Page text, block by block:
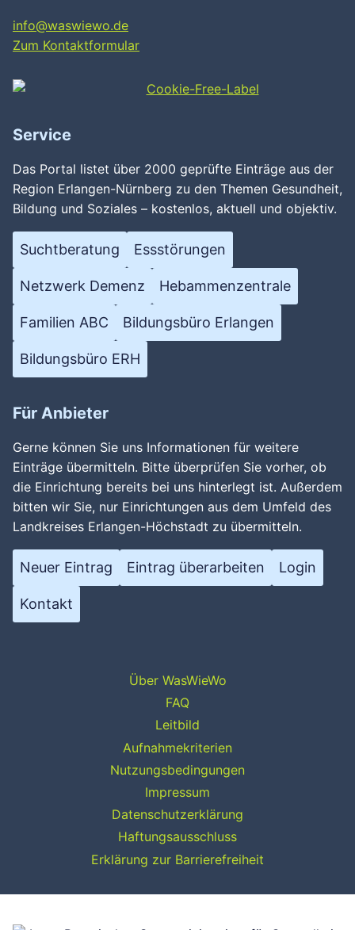
info@waswiewo.de
Zum Kontaktformular
Service
Das Portal listet über 2000 geprüfte Einträge aus der
Region Erlangen-Nürnberg zu den Themen Gesundheit,
Bildung und Soziales – kostenlos, aktuell und objektiv.
Suchtberatung Essstörungen
Netzwerk Demenz Hebammenzentrale
Familien ABC Bildungsbüro Erlangen
Bildungsbüro ERH
Für Anbieter
Gerne können Sie uns Informationen für weitere
Einträge übermitteln. Bitte überprüfen Sie vorher, ob
die Einrichtung bereits bei uns hinterlegt ist. Außerdem
bitten wir Sie, nur Einrichtungen aus dem Umfeld des
Landkreises Erlangen-Höchstadt zu übermitteln.
Neuer Eintrag Eintrag überarbeiten Login
Kontakt
Über WasWieWo
FAQ
Leitbild
Aufnahmekriterien
Nutzungsbedingungen
Impressum
Datenschutzerklärung
Haftungsausschluss
Erklärung zur Barrierefreiheit